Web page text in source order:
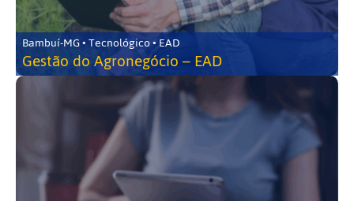
Bambuí-MG • Tecnológico • EAD
Gestão do Agronegócio – EAD